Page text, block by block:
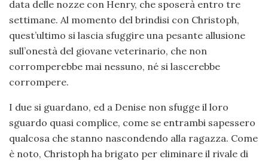
data delle nozze con Henry, che sposerà entro tre
settimane. Al momento del brindisi con Christoph,
quest’ultimo si lascia sfuggire una pesante allusione
sull’onestà del giovane veterinario, che non
corromperebbe mai nessuno, né si lascerebbe
corrompere.
I due si guardano, ed a Denise non sfugge il loro
sguardo quasi complice, come se entrambi sapessero
qualcosa che stanno nascondendo alla ragazza. Come
è noto, Christoph ha brigato per eliminare il rivale di